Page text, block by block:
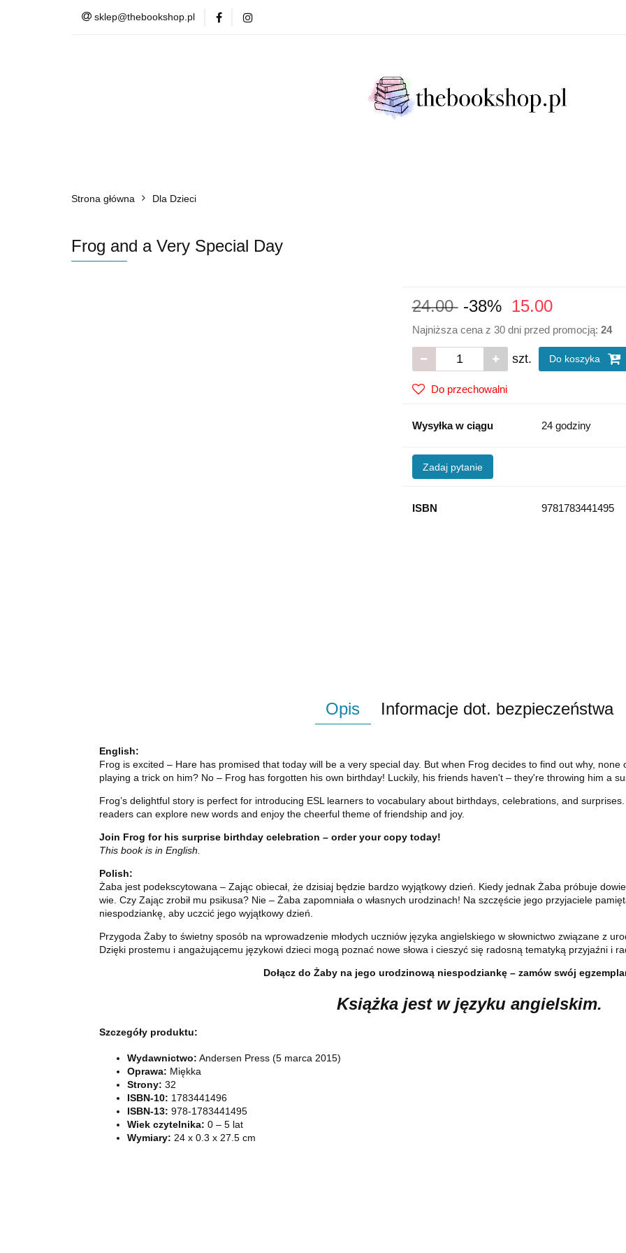
sklep@thebookshop.pl
Barnes & Noble
Strona główna Dla Dzieci
Frog and a Very Special Day
24.00 -38% 15.00
Najniższa cena z 30 dni przed promocją: 24
szt. Do koszyka
Do przechowalni
Wysyłka w ciągu 24 godziny
Zadaj pytanie
ISBN 9781783441495
Opis Informacje dot. bezpieczeństwa
English:
Frog is excited – Hare has promised that today will be a very special day. But when Frog decides to find out why,
playing a trick on him? No – Frog has forgotten his own birthday! Luckily, his friends haven't – they're throwing him a
Frog’s delightful story is perfect for introducing ESL learners to vocabulary about birthdays, celebrations, and
readers can explore new words and enjoy the cheerful theme of friendship and joy.
Join Frog for his surprise birthday celebration – order your copy today!
This book is in English.
Polish:
Żaba jest podekscytowana – Zając obiecał, że dzisiaj będzie bardzo wyjątkowy dzień. Kiedy jednak Żaba próbuje
wie. Czy Zając zrobił mu psikusa? Nie – Żaba zapomniała o własnych urodzinach! Na szczęście jego przyjaciele
niespodziankę, aby uczcić jego wyjątkowy dzień.
Przygoda Żaby to świetny sposób na wprowadzenie młodych uczniów języka angielskiego w słownictwo związane z
Dzięki prostemu i angażującemu językowi dzieci mogą poznać nowe słowa i cieszyć się radosną tematyką przyjaźni i
Dołącz do Żaby na jego urodzinową niespodziankę – zamów swój
Książka jest w języku angielskim.
Szczegóły produktu:
Wydawnictwo: Andersen Press (5 marca 2015)
Oprawa: Miękka
Strony: 32
ISBN-10: 1783441496
ISBN-13: 978-1783441495
Wiek czytelnika: 0 – 5 lat
Wymiary: 24 x 0.3 x 27.5 cm